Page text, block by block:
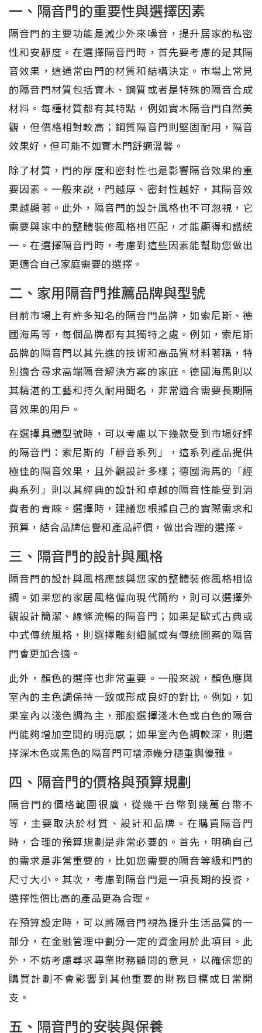
一、隔音門的重要性與選擇因素
隔音門的主要功能是減少外來噪音，提升居家的私密
性和安靜度。在選擇隔音門時，首先要考慮的是其隔
音效果，這通常由門的材質和結構決定。市場上常見
的隔音門材質包括實木、鋼質或者是特殊的隔音合成
材料。每種材質都有其特點，例如實木隔音門自然美
觀，但價格相對較高；鋼質隔音門則堅固耐用，隔音
效果好，但可能不如實木門舒適溫馨。
除了材質，門的厚度和密封性也是影響隔音效果的重
要因素。一般來說，門越厚、密封性越好，其隔音效
果越顯著。此外，隔音門的設計風格也不可忽視，它
需要與家中的整體裝修風格相匹配，才能顯得和諧統
一。在選擇隔音門時，考慮到這些因素能幫助您做出
更適合自己家庭需要的選擇。
二、家用隔音門推薦品牌與型號
目前市場上有許多知名的隔音門品牌，如索尼斯、德
國海馬等，每個品牌都有其獨特之處。例如，索尼斯
品牌的隔音門以其先進的技術和高品質材料著稱，特
別適合尋求高端隔音解決方案的家庭。德國海馬則以
其精湛的工藝和持久耐用聞名，非常適合需要長期隔
音效果的用戶。
在選擇具體型號時，可以考慮以下幾款受到市場好評
的隔音門：索尼斯的「靜音系列」，這系列產品提供
極佳的隔音效果，且外觀設計多樣；德國海馬的「經
典系列」則以其經典的設計和卓越的隔音性能受到消
費者的青睞。選擇時，建議您根據自己的實際需求和
預算，結合品牌信譽和產品評價，做出合理的選擇。
三、隔音門的設計與風格
隔音門的設計與風格應該與您家的整體裝修風格相協
調。如果您的家居風格偏向現代簡約，則可以選擇外
觀設計簡潔、線條流暢的隔音門；如果是歐式古典或
中式傳统風格，則選擇雕刻細膩或有傳统圖案的隔音
門會更加合適。
此外，顏色的選擇也非常重要。一般來說，顏色應與
室內的主色調保持一致或形成良好的對比。例如，如
果室內以淺色調為主，那麼選擇淺木色或白色的隔音
門能夠增加空間的明亮感；如果室內色調較深，則選
擇深木色或黑色的隔音門可增添幾分穩重與優雅。
四、隔音門的價格與預算規劃
隔音門的價格範圍很廣，從幾千台幣到幾萬台幣不
等，主要取決於材質、設計和品牌。在購買隔音門
時，合理的預算規劃是非常必要的。首先，明确自己
的需求是非常重要的，比如您需要的隔音等級和門的
尺寸大小。其次，考慮到隔音門是一項長期的投资，
選擇性價比高的產品更為合理。
在預算設定時，可以將隔音門視為提升生活品質的一
部分，在金融管理中劃分一定的資金用於此項目。此
外，不妨考慮尋求專業財務顧問的意見，以確保您的
購買計劃不會影響到其他重要的財務目標或日常開
支。
五、隔音門的安裝與保養